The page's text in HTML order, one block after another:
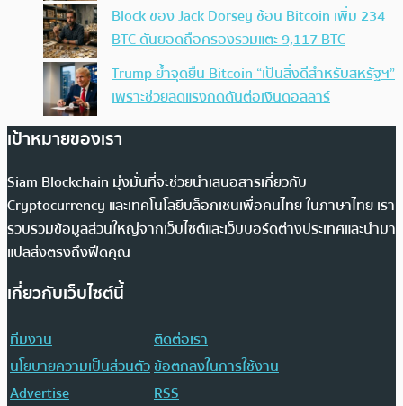
Block ของ Jack Dorsey ช้อน Bitcoin เพิ่ม 234
BTC ดันยอดถือครองรวมแตะ 9,117 BTC
Trump ย้ำจุดยืน Bitcoin “เป็นสิ่งดีสำหรับสหรัฐฯ”
เพราะช่วยลดแรงกดดันต่อเงินดอลลาร์
เป้าหมายของเรา
Siam Blockchain มุ่งมั่นที่จะช่วยนำเสนอสารเกี่ยวกับ
Cryptocurrency และเทคโนโลยีบล็อกเชนเพื่อคนไทย ในภาษาไทย เรา
รวบรวมข้อมูลส่วนใหญ่จากเว็บไซต์และเว็บบอร์ดต่างประเทศและนำมา
แปลส่งตรงถึงฟีดคุณ
เกี่ยวกับเว็บไซต์นี้
ทีมงาน
ติดต่อเรา
นโยบายความเป็นส่วนตัวข้อตกลงในการใช้งาน
Advertise
RSS